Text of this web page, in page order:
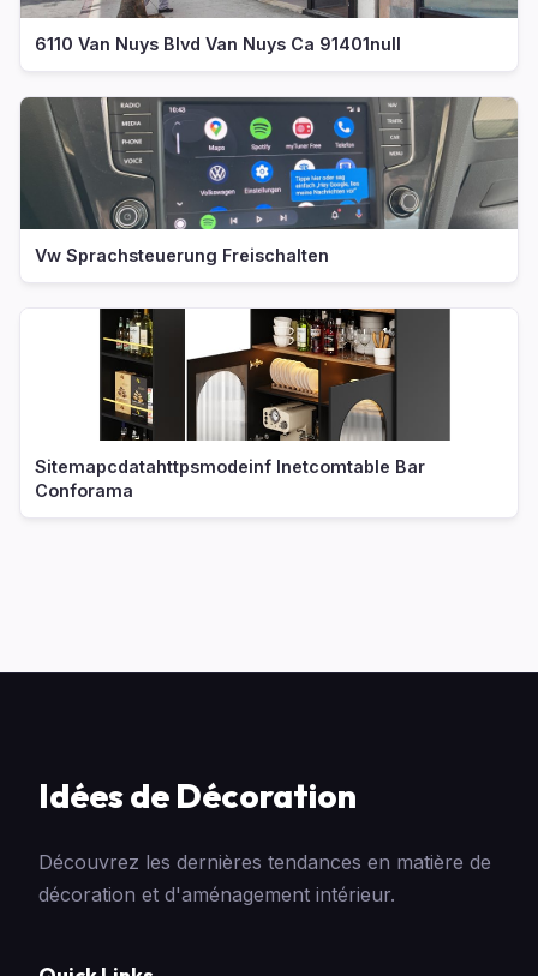
6110 Van Nuys Blvd Van Nuys Ca 91401null
Vw Sprachsteuerung Freischalten
Sitemapcdatahttpsmodeinf Inetcomtable Bar
Conforama
Idées de Décoration
Découvrez les dernières tendances en matière de
décoration et d'aménagement intérieur.